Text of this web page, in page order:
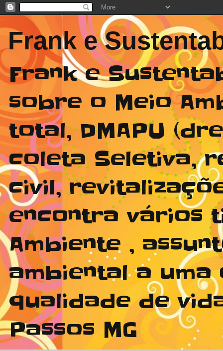
Frank e
Frank e
sobre o Meio
total, DMAPU
coleta Seletiva,
civil,
encontra vários
Ambiente ,
ambiental a uma
qualidade de
Passos MG